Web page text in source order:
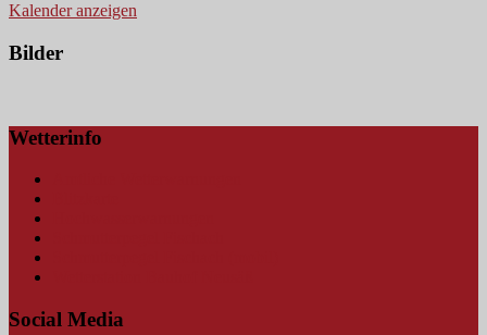
Kalender anzeigen
Bilder
Wetterinfo
Social Media